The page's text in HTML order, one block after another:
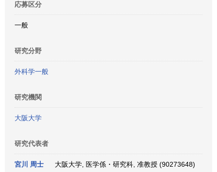
応募区分
一般
研究分野
外科学一般
研究機関
大阪大学
研究代表者
宮川 周士 大阪大学, 医学係・研究科, 准教授 (90273648)